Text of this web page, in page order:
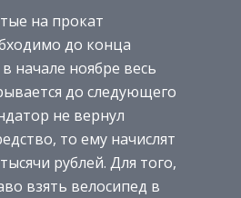
на прокат
до конца
начале ноябре весь
до следующего
не вернул
то ему начислят
рублей. Для того,
взять велосипед в